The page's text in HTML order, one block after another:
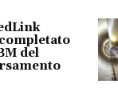
del